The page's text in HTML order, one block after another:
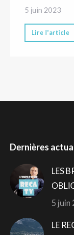
5 juin 2023
Lire l'article
Dernières
LES
5 juin
LE